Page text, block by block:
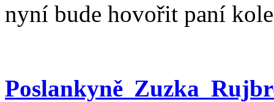
nyní bude hovořit paní
Poslankyně Zuzka